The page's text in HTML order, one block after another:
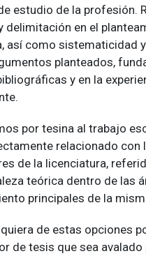
estudio de la profesión.
delimitación en el
así como sistematicidad
planteados,
y en la
por tesina al trabajo
relacionado con
de la licenciatura,
teórica dentro de las
principales de la
de estas opciones
de tesis que sea avalado